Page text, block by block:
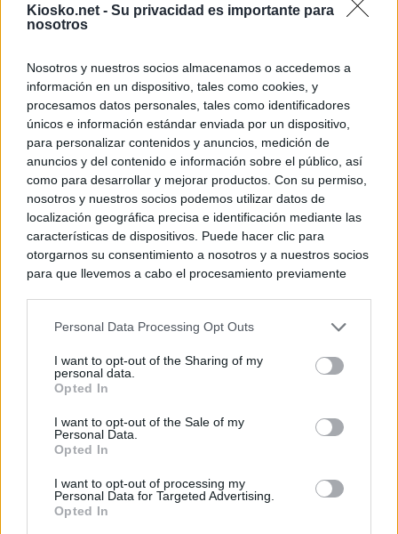
Kiosko.net - Su privacidad es importante para
nosotros
Nosotros y nuestros socios almacenamos o accedemos a
información en un dispositivo, tales como cookies, y
procesamos datos personales, tales como identificadores
únicos e información estándar enviada por un dispositivo,
para personalizar contenidos y anuncios, medición de
anuncios y del contenido e información sobre el público, así
como para desarrollar y mejorar productos. Con su permiso,
nosotros y nuestros socios podemos utilizar datos de
localización geográfica precisa e identificación mediante las
características de dispositivos. Puede hacer clic para
otorgarnos su consentimiento a nosotros y a nuestros socios
para que llevemos a cabo el procesamiento previamente
negar su consentimiento. Tenga en cuenta que algún
de su consentimiento, pero usted tiene el derecho de
rechazar tal procesamiento. Sus preferencias se aplicarán
cualquier momento entrando de nuevo en este sitio web o
visitando nuestra política de privacidad.
Personal Data Processing Opt Outs
I want to opt-out of the Sharing of my
personal data.
Opted In
I want to opt-out of the Sale of my
Personal Data.
Opted In
I want to opt-out of processing my
Personal Data for Targeted Advertising.
Opted In